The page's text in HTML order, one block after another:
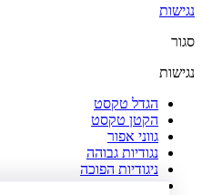
נגישות
סגור
נגישות
הגדל טקסט
הקטן טקסט
גווני אפור
נגודיות גבוהה
ניגודיות הפוכה
רקע בהיר